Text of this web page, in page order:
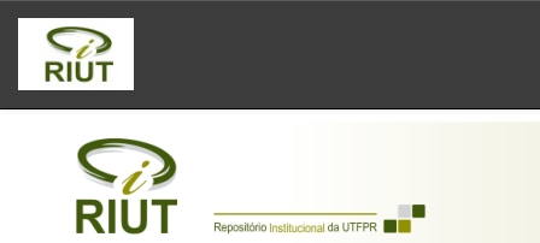
Skip
navigation